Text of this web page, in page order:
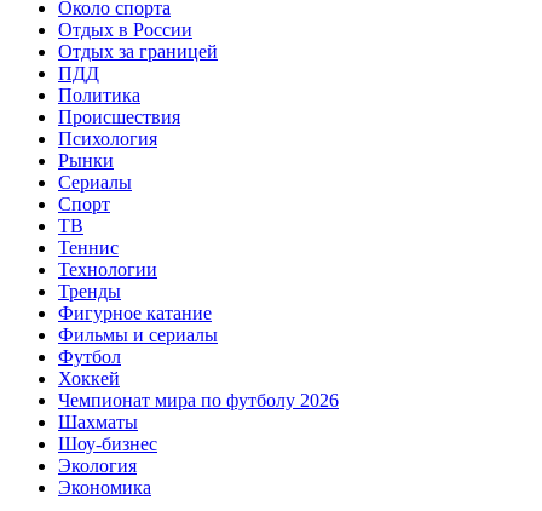
Около спорта
Отдых в России
Отдых за границей
ПДД
Политика
Происшествия
Психология
Рынки
Сериалы
Спорт
ТВ
Теннис
Технологии
Тренды
Фигурное катание
Фильмы и сериалы
Футбол
Хоккей
Чемпионат мира по футболу 2026
Шахматы
Шоу-бизнес
Экология
Экономика